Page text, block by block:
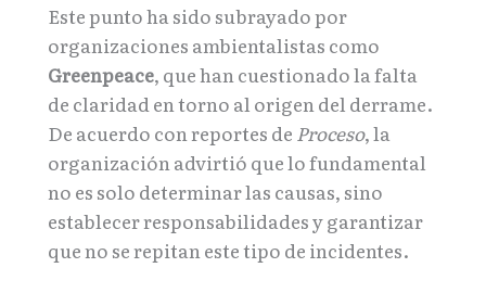
Este punto ha sido subrayado por
organizaciones ambientalistas como
Greenpeace, que han cuestionado la falta
de claridad en torno al origen del derrame.
De acuerdo con reportes de Proceso, la
organización advirtió que lo fundamental
no es solo determinar las causas, sino
establecer responsabilidades y garantizar
que no se repitan este tipo de incidentes.